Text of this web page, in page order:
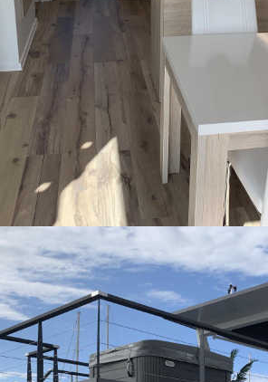
Marini
informacije smo
na tel: +386 41
nainfo@3maran.eu
smo 1 fazo
v marini